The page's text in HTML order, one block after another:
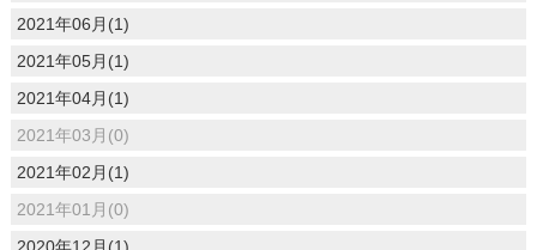
2021年06月(1)
2021年05月(1)
2021年04月(1)
2021年03月(0)
2021年02月(1)
2021年01月(0)